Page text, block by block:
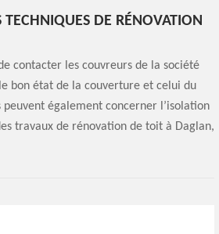
DE RÉNOVATION
contacter les couvreurs de la société
bon état de la couverture et celui du
également concerner l’isolation
travaux de rénovation de toit à Daglan,